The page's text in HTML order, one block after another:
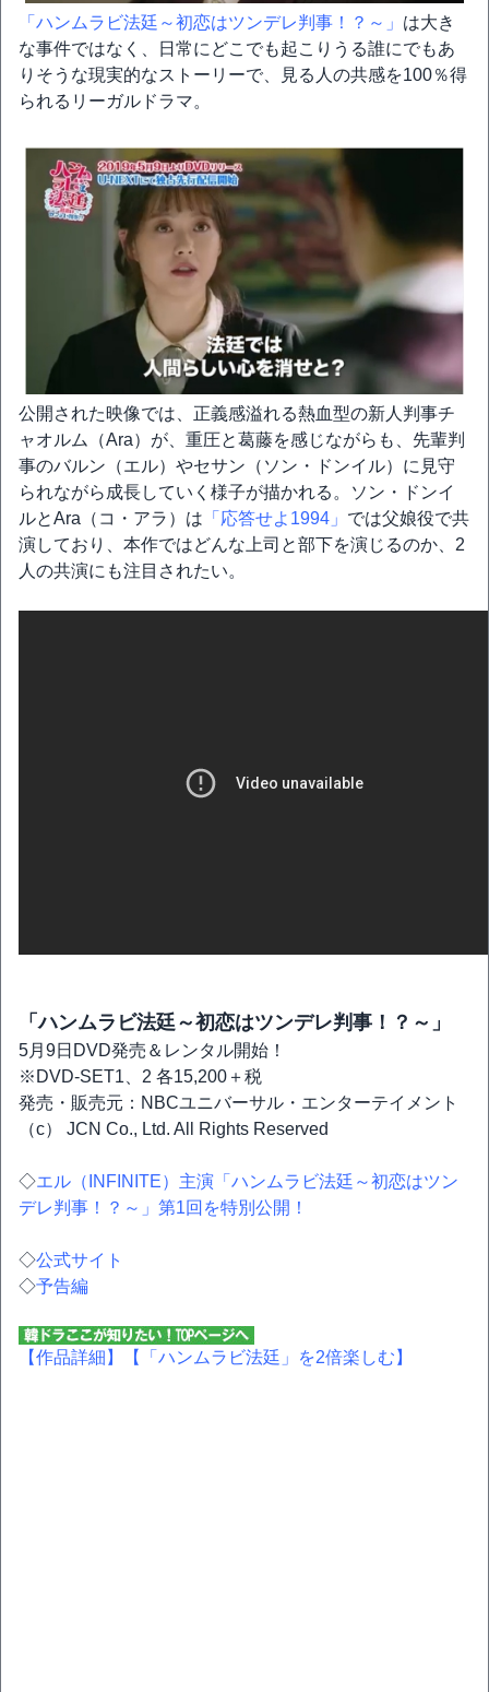
「ハンムラビ法廷～初恋はツンデレ判事！？～」 は大き
な事件ではなく、日常にどこでも起こりうる誰にでもあ
りそうな現実的なストーリーで、見る人の共感を100％得
られるリーガルドラマ。
公開された映像では、正義感溢れる熱血型の新人判事チ
ャオルム（Ara）が、重圧と葛藤を感じながらも、先輩判
事のバルン（エル）やセサン（ソン・ドンイル）に見守
られながら成長していく様子が描かれる。ソン・ドンイ
ルとAra（コ・アラ）は 「応答せよ1994」 では父娘役で共
演しており、本作ではどんな上司と部下を演じるのか、2
人の共演にも注目されたい。
「ハンムラビ法廷～初恋はツンデレ判事！？～」
5月9日DVD発売＆レンタル開始！
※DVD-SET1、2 各15,200＋税
発売・販売元：NBCユニバーサル・エンターテイメント
（c） JCN Co., Ltd. All Rights Reserved
◇エル（INFINITE）主演「ハンムラビ法廷～初恋はツン
デレ判事！？～」第1回を特別公開！
◇公式サイト
◇予告編
【作品詳細】 【「ハンムラビ法廷」を2倍楽しむ】